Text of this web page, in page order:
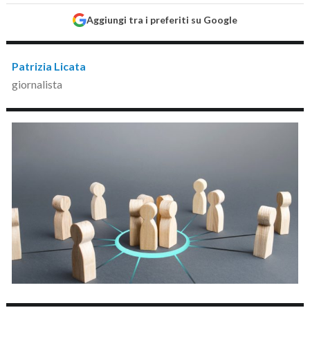
Aggiungi tra i preferiti su Google
Patrizia Licata
giornalista